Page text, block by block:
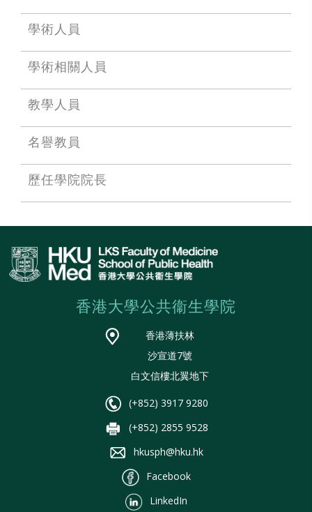
學術人員
學術相關人員
教學人員
名譽教員
歷任學院院長
香港大學公共衞生學院
香港薄扶林
沙宣道7號
白文信樓北翼地下
(+852) 3917 9280
(+852) 2855 9528
hkusph@hku.hk
Facebook
LinkedIn